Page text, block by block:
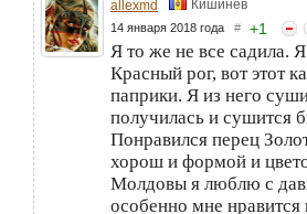
allexmd Кишинев
14 января 2018 года # +1
Я то же не все садила.
Красный рог, вот этот
паприки. Я из него
получилась и сушится
Понравился перец
хорош и формой и
Молдовы я люблю с
особенно мне нравится